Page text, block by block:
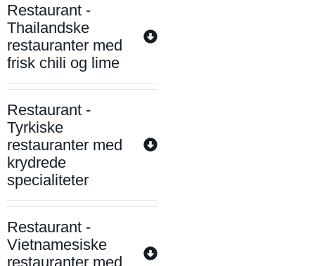
Restaurant -
Thailandske
restauranter med
frisk chili og lime
Restaurant -
Tyrkiske
restauranter med
krydrede
specialiteter
Restaurant -
Vietnamesiske
restauranter med